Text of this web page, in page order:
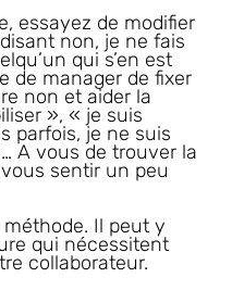
essayez de modifier
non, je ne fais
qui s’en est
de manager de fixer
non et aider la
», « je suis
parfois, je ne suis
A vous de trouver la
sentir un peu
Il peut y
qui nécessitent
collaborateur.